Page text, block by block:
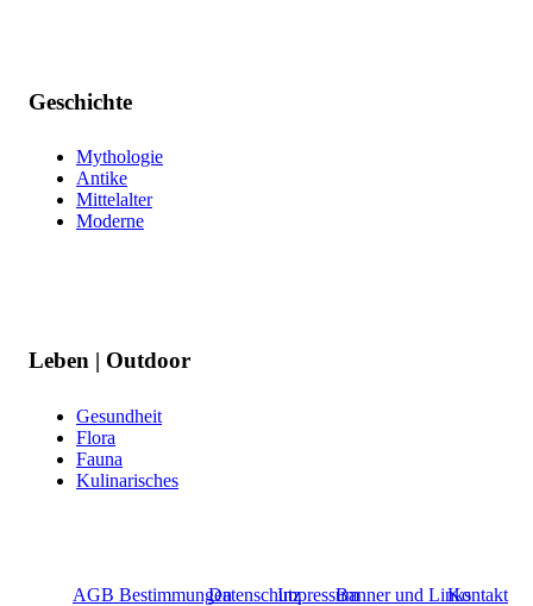
Geschichte
Mythologie
Antike
Mittelalter
Moderne
Leben | Outdoor
Gesundheit
Flora
Fauna
Kulinarisches
AGB BestimmungenDatenschutzImpressumBanner und LinksKontakt